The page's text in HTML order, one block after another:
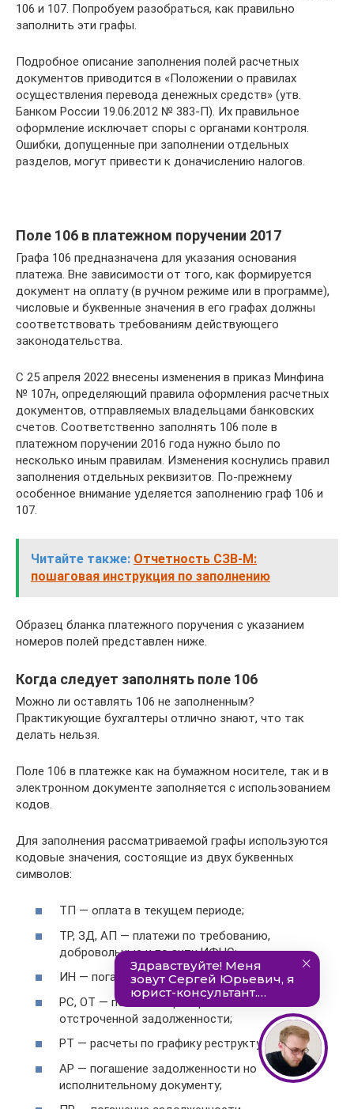
106 и 107. Попробуем разобраться, как правильно
заполнить эти графы.
Подробное описание заполнения полей расчетных
документов приводится в «Положении о правилах
осуществления перевода денежных средств» (утв.
Банком России 19.06.2012 № 383-П). Их правильное
оформление исключает споры с органами контроля.
Ошибки, допущенные при заполнении отдельных
разделов, могут привести к доначислению налогов.
Поле 106 в платежном поручении 2017
Графа 106 предназначена для указания основания
платежа. Вне зависимости от того, как формируется
документ на оплату (в ручном режиме или в программе),
числовые и буквенные значения в его графах должны
соответствовать требованиям действующего
законодательства.
С 25 апреля 2022 внесены изменения в приказ Минфина
№ 107н, определяющий правила оформления расчетных
документов, отправляемых владельцами банковских
счетов. Соответственно заполнять 106 поле в
платежном поручении 2016 года нужно было по
несколько иным правилам. Изменения коснулись правил
заполнения отдельных реквизитов. По-прежнему
особенное внимание уделяется заполнению граф 106 и
107.
Читайте также: Отчетность СЗВ-М:
пошаговая инструкция по заполнению
Образец бланка платежного поручения с указанием
номеров полей представлен ниже.
Когда следует заполнять поле 106
Можно ли оставлять 106 не заполненным?
Практикующие бухгалтеры отлично знают, что так
делать нельзя.
Поле 106 в платежке как на бумажном носителе, так и в
электронном документе заполняется с использованием
кодов.
Для заполнения рассматриваемой графы используются
кодовые значения, состоящие из двух буквенных
символов:
ТП — оплата в текущем периоде;
ТР, ЗД, АП — платежи по требованию,
добровольные и по акту ИФНС;
ИН — погашение инвестиционного кредита;
РС, ОТ — погашение рассроченной или
отстроченной задолженности;
РТ — расчеты по графику реструктуризации;
АР — погашение задолженности но
исполнительному документу;